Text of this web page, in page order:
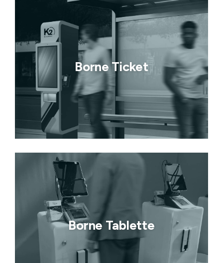
Borne Ticket
Borne Tablette